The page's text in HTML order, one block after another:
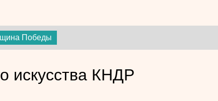
Победы
искусства КНДР